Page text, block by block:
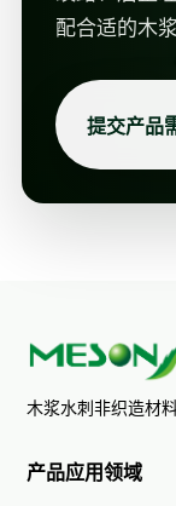
配合适的木
提交产品
木浆水刺非织造材
产品应用领域